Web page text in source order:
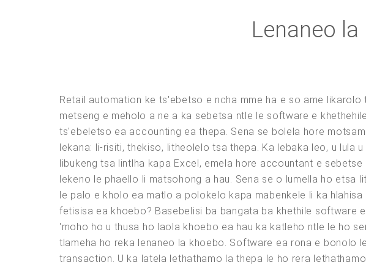
Lenaneo
Retail automation ke ts'ebetso e ncha mme ha e so ame
metseng e meholo a ne a ka sebetsa ntle le software e
ts'ebeletso ea accounting ea thepa. Sena se bolela hore
lekana: li-risiti, thekiso, litheolelo tsa thepa. Ka lebaka leo, u
libukeng tsa lintlha kapa Excel, emela hore accountant e
lekeno le phaello li matsohong a hau. Sena se o lumella ho etsa
le palo e kholo ea matlo a polokelo kapa mabenkele li ka
fetisisa ea khoebo? Basebelisi ba bangata ba khethile software
'moho ho u thusa ho laola khoebo ea hau ka katleho ntle le ho
tlameha ho reka lenaneo la khoebo. Software ea rona e bonolo
transaction. U ka latela lethathamo la thepa le ho rera